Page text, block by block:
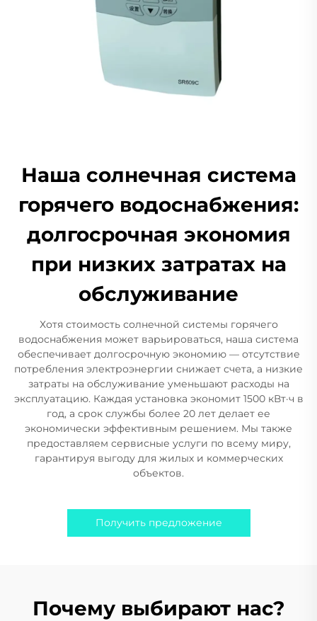
Наша солнечная система
горячего водоснабжения:
долгосрочная экономия
при низких затратах на
обслуживание
Хотя стоимость солнечной системы горячего
водоснабжения может варьироваться, наша система
обеспечивает долгосрочную экономию — отсутствие
потребления электроэнергии снижает счета, а низкие
затраты на обслуживание уменьшают расходы на
эксплуатацию. Каждая установка экономит 1500 кВт·ч в
год, а срок службы более 20 лет делает ее
экономически эффективным решением. Мы также
предоставляем сервисные услуги по всему миру,
гарантируя выгоду для жилых и коммерческих
объектов.
Получить предложение
Почему выбирают нас?